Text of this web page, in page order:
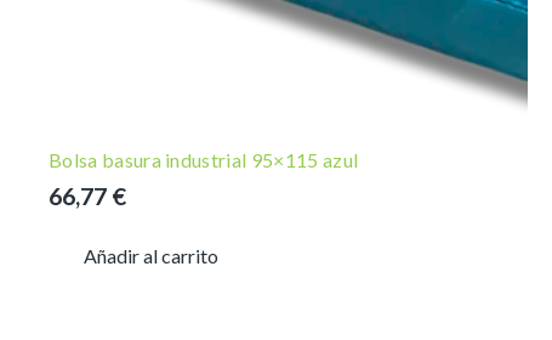
Bolsa basura industrial 95×115 azul
66,77 €
Añadir al carrito